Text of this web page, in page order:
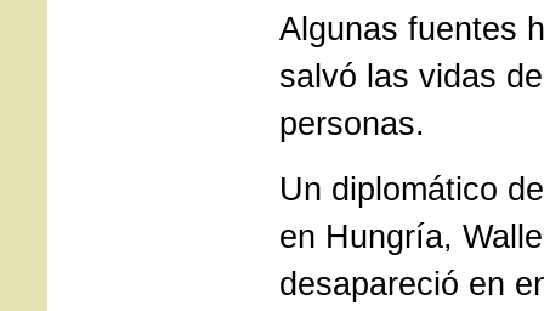
Algunas fuentes
salvó las vidas
personas.
Un diplomático
en Hungría,
desapareció en